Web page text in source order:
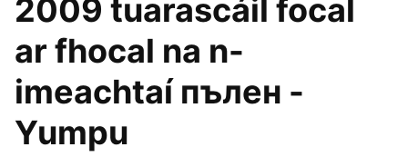
2009 tuarascáil focal
ar fhocal na n-
imeachtaí пълен -
Yumpu